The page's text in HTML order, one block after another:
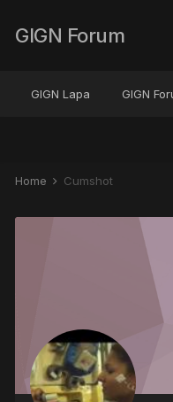
GIGN Forum
GIGN Lapa GIGN
Home Cumshot